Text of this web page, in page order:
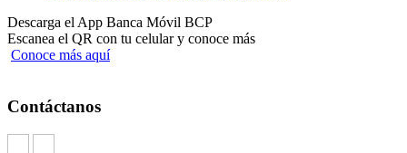
Descarga el App Banca Móvil BCP
Escanea el QR con tu celular y conoce más
Conoce más aquí
Contáctanos